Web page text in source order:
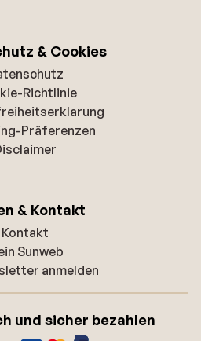
& Cookies
Richtlinie
Präferenzen
& Kontakt
Kontakt
Sunweb
anmelden
und sicher bezahlen